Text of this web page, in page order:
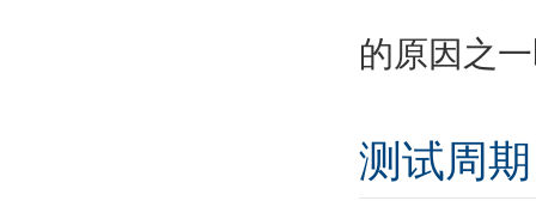
的原因之
测试周